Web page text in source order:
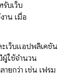
รับเว็บ
าน เมื่อ
เว็บแอปพลิเคชัน
ใช้จำนวน
ยกว่า เช่น เฟรม